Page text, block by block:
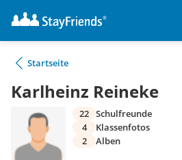
Startseite
Karlheinz Reineke
22 Schulfreunde
4
Klassenfotos
2
Alben